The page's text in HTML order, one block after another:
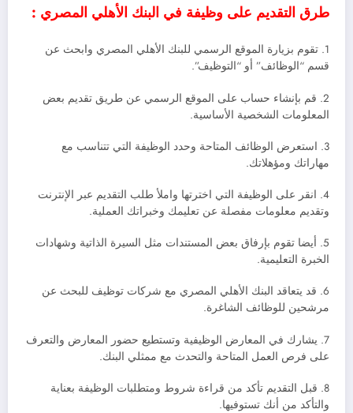
طرق التقديم على وظيفة في البنك الأهلي المصري :
1. تقوم بزيارة الموقع الرسمي للبنك الأهلي المصري وابحث عن
قسم “الوظائف” أو “التوظيف”.
2. قم بإنشاء حساب على الموقع الرسمي عن طريق تقديم بعض
المعلومات الشخصية الأساسية.
3. استعرض الوظائف المتاحة وحدد الوظيفة التي تتناسب مع
مهاراتك ومؤهلاتك.
4. انقر على الوظيفة التي اخترتها واملأ طلب التقديم عبر الإنترنت
وتقديم معلومات مفصلة عن تعليمك وخبراتك العملية.
5. أيضا تقوم بإرفاق بعض المستندات مثل السيرة الذاتية وشهادات
الخبرة التعليمية.
6. قد يتعاقد البنك الأهلي المصري مع شركات توظيف للبحث عن
مرشحين للوظائف الشاغرة.
7. يشارك في المعارض الوظيفية وتستطيع حضور المعارض والتعرف
على فرص العمل المتاحة والتحدث مع ممثلي البنك.
8. قبل التقديم تأكد من قراءة شروط ومتطلبات الوظيفة بعناية
والتأكد من أنك تستوفيها.